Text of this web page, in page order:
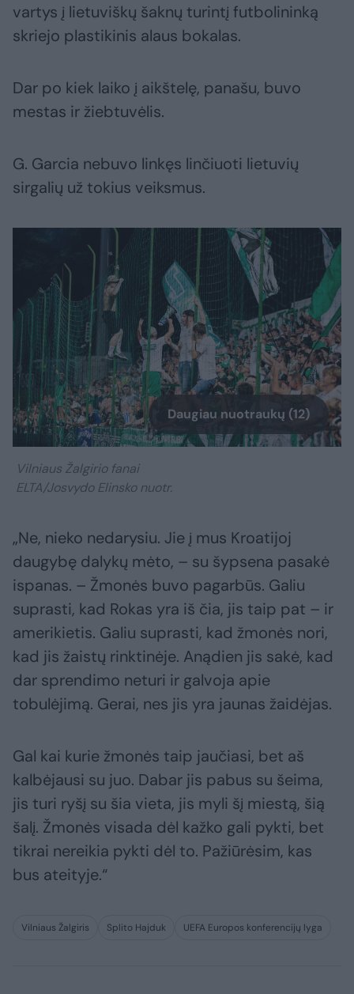
vartys į lietuviškų šaknų turintį futbolininką
skriejo plastikinis alaus bokalas.
Dar po kiek laiko į aikštelę, panašu, buvo
mestas ir žiebtuvėlis.
G. Garcia nebuvo linkęs linčiuoti lietuvių
sirgalių už tokius veiksmus.
Daugiau nuotraukų (12)
Vilniaus Žalgirio fanai
ELTA/Josvydo Elinsko nuotr.
„Ne, nieko nedarysiu. Jie į mus Kroatijoj
daugybę dalykų mėto, – su šypsena pasakė
ispanas. – Žmonės buvo pagarbūs. Galiu
suprasti, kad Rokas yra iš čia, jis taip pat – ir
amerikietis. Galiu suprasti, kad žmonės nori,
kad jis žaistų rinktinėje. Anądien jis sakė, kad
dar sprendimo neturi ir galvoja apie
tobulėjimą. Gerai, nes jis yra jaunas žaidėjas.
Gal kai kurie žmonės taip jaučiasi, bet aš
kalbėjausi su juo. Dabar jis pabus su šeima,
jis turi ryšį su šia vieta, jis myli šį miestą, šią
šalį. Žmonės visada dėl kažko gali pykti, bet
tikrai nereikia pykti dėl to. Pažiūrėsim, kas
bus ateityje.“
Vilniaus Žalgiris Splito Hajduk UEFA Europos konferencijų lyga